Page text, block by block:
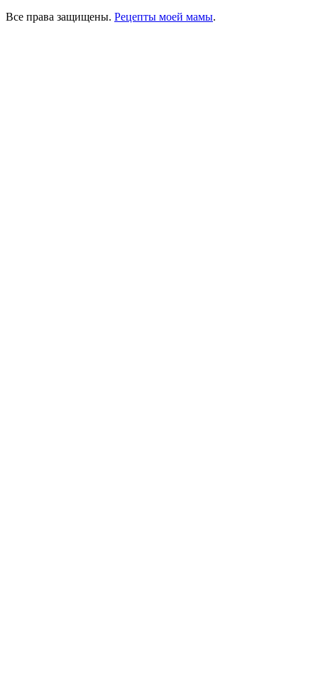
Все права защищены. Рецепты моей мамы.